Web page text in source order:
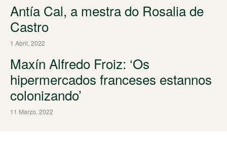
Antía Cal, a mestra do Rosalia de
Castro
1 Abril, 2022
Maxín Alfredo Froiz: ‘Os
hipermercados franceses estannos
colonizando’
11 Marzo, 2022